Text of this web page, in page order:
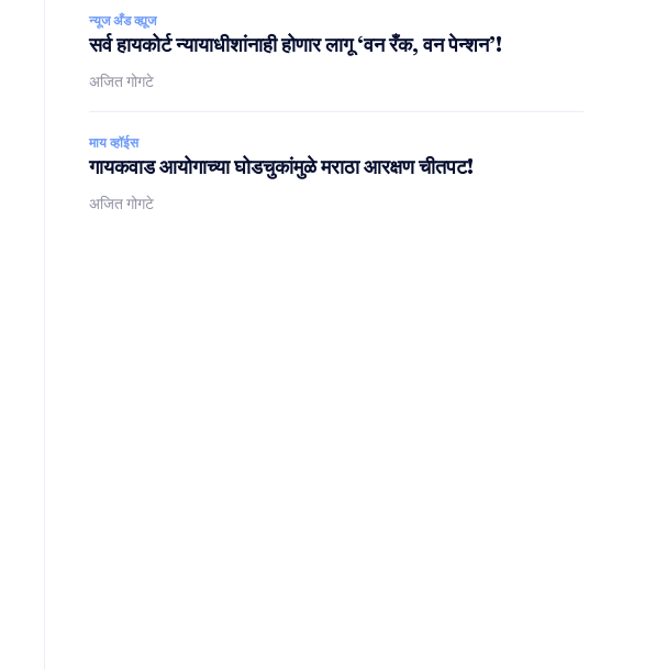
न्यूज अँड व्ह्यूज
सर्व हायकोर्ट न्यायाधीशांनाही होणार लागू ‘वन रँक, वन पेन्शन’!
अजित गोगटे
माय व्हॉईस
गायकवाड आयोगाच्या घोडचुकांमुळे मराठा आरक्षण चीतपट!
अजित गोगटे